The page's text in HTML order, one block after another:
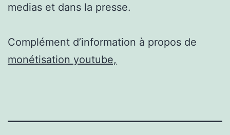
medias et dans la presse.
Complément d’information à propos de
monétisation youtube,